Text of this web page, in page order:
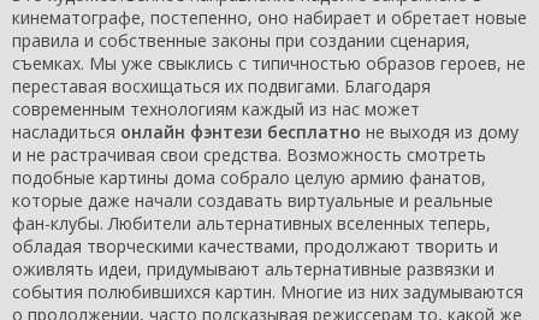
кинематографе, постепенно, оно набирает и обретает новые
правила и собственные законы при создании сценария,
съемках. Мы уже свыклись с типичностью образов героев, не
переставая восхищаться их подвигами. Благодаря
современным технологиям каждый из нас может
насладиться онлайн фэнтези бесплатно не выходя из дому
и не растрачивая свои средства. Возможность смотреть
подобные картины дома собрало целую армию фанатов,
которые даже начали создавать виртуальные и реальные
фан-клубы. Любители альтернативных вселенных теперь,
обладая творческими качествами, продолжают творить и
оживлять идеи, придумывают альтернативные развязки и
события полюбившихся картин. Многие из них задумываются
о продолжении, часто подсказывая режиссерам то, какой же